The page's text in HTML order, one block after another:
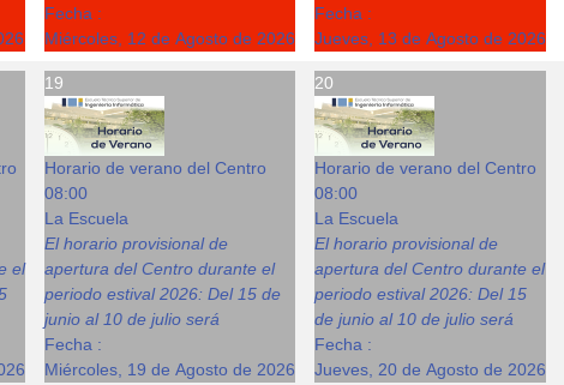
Fecha :
Miércoles, 12 de Agosto de 2026
Fecha :
Jueves, 13 de Agosto de 2026
el
19
Horario de verano del Centro
08:00
La Escuela
El horario provisional de
apertura del Centro durante el
periodo estival 2026: Del 15 de
junio al 10 de julio será
Fecha :
Miércoles, 19 de Agosto de 2026
20
Horario de verano del Centro
08:00
La Escuela
El horario provisional de
apertura del Centro durante el
periodo estival 2026: Del 15
de junio al 10 de julio será
Fecha :
Jueves, 20 de Agosto de 2026